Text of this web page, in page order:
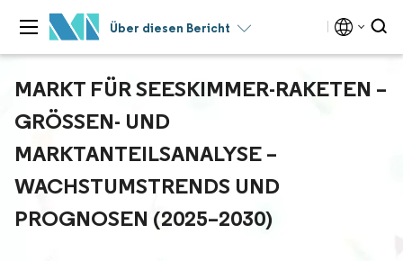
Über diesen Bericht
MARKT FÜR SEESKIMMER-RAKETEN –
GRÖSSEN- UND M
ARKTANTEILSANALYSE – W
ACHSTUMSTRENDS UND P
ROGNOSEN (2025–2030)